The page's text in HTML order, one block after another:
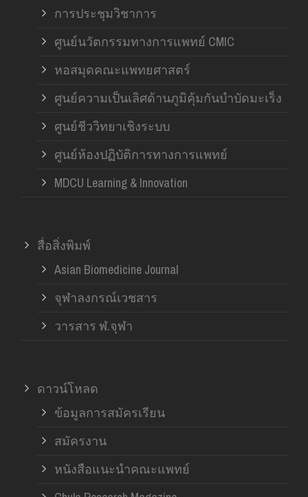
การประชุมวิชาการ
ศูนย์นวัตกรรมทางการแพทย์ CMIC
หอสมุดคณะแพทยศาสตร์
ศูนย์ความเป็นเลิศด้านภูมิคุ้มกันบำบัดมะเร็ง
ศูนย์ชีววิทยาเชิงระบบ
ศูนย์ห้องปฏิบัติการทางการแพทย์
MDCU Learning & Innovation
สื่อสิ่งพิมพ์
Asian Biomedicine Journal
จุฬาลงกรณ์เวชสาร
วารสาร ฬ.จุฬา
ดาวน์โหลด
ข้อมูลการสมัครเรียน
สมัครงาน
หนังสือแนะนำคณะแพทย์